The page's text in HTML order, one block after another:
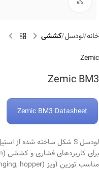
خانه لودسل کششی
Zemic
Zemic BM3
Zemic BM3 Datasheet
لودسل S شکل ساخته شده از استیل زنگ‏‌نزن با استاندارد درجه حفاظتی IP68
برای کاربردهای فشاری و کششی (Tension and compression)
مناسب توزین آویز (Hanging, hopper)